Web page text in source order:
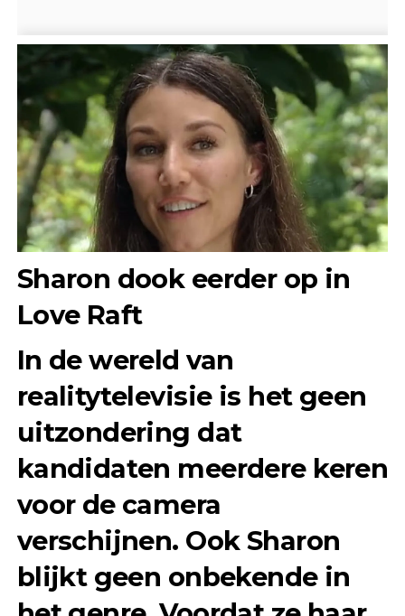
Sharon dook eerder op in
Love Raft
In de wereld van
realitytelevisie is het geen
uitzondering dat
kandidaten meerdere keren
voor de camera
verschijnen. Ook Sharon
blijkt geen onbekende in